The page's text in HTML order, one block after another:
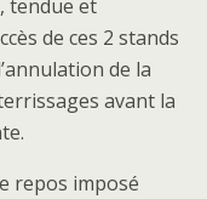
tendue et
de ces 2 stands
de la
avant la
repos imposé